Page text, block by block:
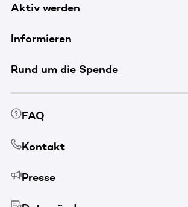
Aktiv werden
Informieren
Rund um die Spende
FAQ
Kontakt
Presse